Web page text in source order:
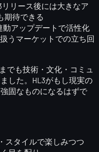
リリース後には大きなア
期待できる
動アップデートで活性化
うマーケットでの立ち回
でも技術・文化・コミュ
した。HL3がもし現実の
固なものになるはずで
スタイルで楽しみつつ